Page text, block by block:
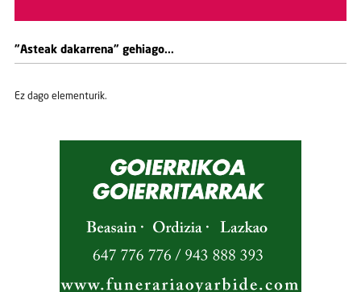
"Asteak dakarrena" gehiago...
Ez dago elementurik.